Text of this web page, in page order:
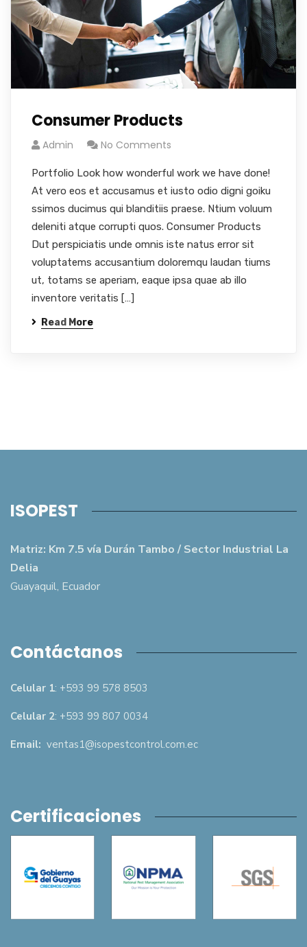
Consumer Products
Admin No Comments
Portfolio Look how wonderful work we have done!
At vero eos et accusamus et iusto odio digni goiku
ssimos ducimus qui blanditiis praese. Ntium voluum
deleniti atque corrupti quos. Consumer Products
Dut perspiciatis unde omnis iste natus error sit
voluptatems accusantium doloremqu laudan tiums
ut, totams se aperiam, eaque ipsa quae ab illo
inventore veritatis […]
Read More
ISOPEST
Matriz: Km 7.5 vía Durán Tambo / Sector Industrial La
Delia
Guayaquil, Ecuador
Contáctanos
Celular 1: +593 99 578 8503
Celular 2: +593 99 807 0034
Email: ventas1@isopestcontrol.com.ec
Certificaciones